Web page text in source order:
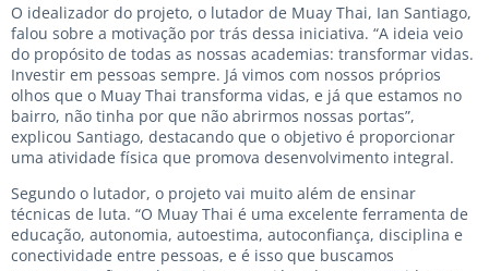
O idealizador do projeto, o lutador de Muay Thai, Ian Santiago,
falou sobre a motivação por trás dessa iniciativa. “A ideia veio
do propósito de todas as nossas academias: transformar vidas.
Investir em pessoas sempre. Já vimos com nossos próprios
olhos que o Muay Thai transforma vidas, e já que estamos no
bairro, não tinha por que não abrirmos nossas portas”,
explicou Santiago, destacando que o objetivo é proporcionar
uma atividade física que promova desenvolvimento integral.
Segundo o lutador, o projeto vai muito além de ensinar
técnicas de luta. “O Muay Thai é uma excelente ferramenta de
educação, autonomia, autoestima, autoconfiança, disciplina e
conectividade entre pessoas, e é isso que buscamos